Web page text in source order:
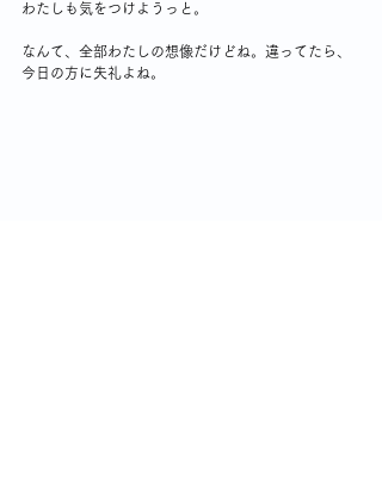
わたしも気をつけようっと。
なんて、全部わたしの想像だけどね。違ってたら、
今日の方に失礼よね。